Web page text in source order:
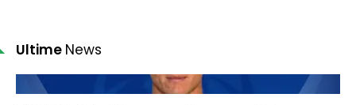
Ultime News